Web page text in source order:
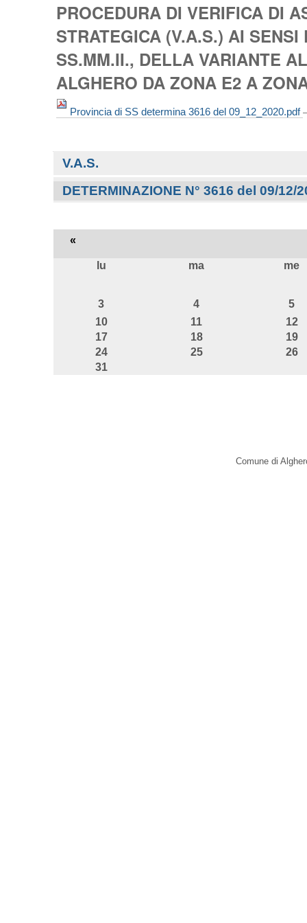
PROCEDURA DI VERIFICA DI
STRATEGICA (V.A.S.) AI
SS.MM.II., DELLA VARIANTE
ALGHERO DA ZONA E2 A
Provincia di SS determina 3616 del 09_12_2020.pdf
Navigazione
V.A.S.
DETERMINAZIONE N° 3616 del 09/12/
«
lu ma me
3 4
5
10
11
12
17
18
19
24
25
26
31
Comune di